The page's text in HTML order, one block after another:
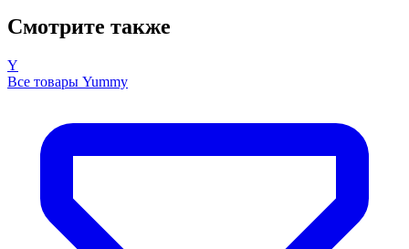
Смотрите также
Y
Все товары Yummy